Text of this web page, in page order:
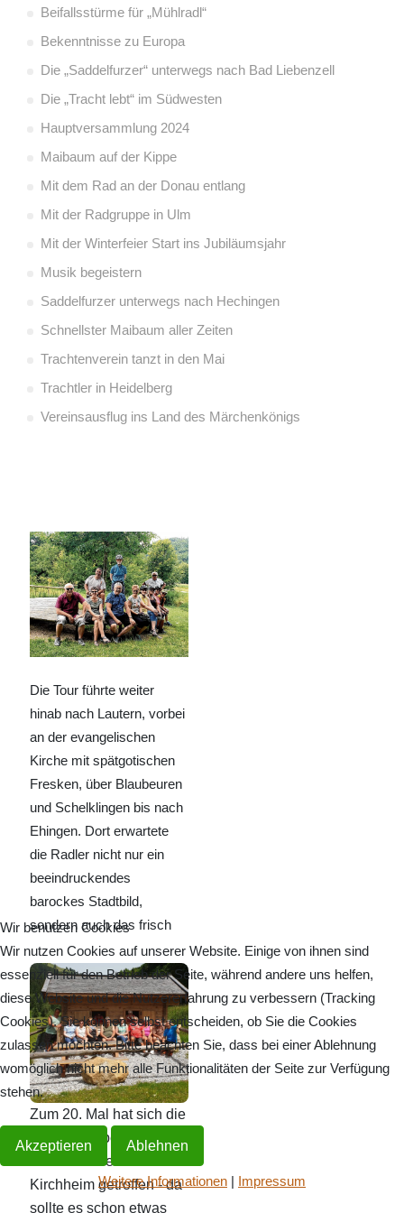
Beifallsstürme für „Mühlradl“
Bekenntnisse zu Europa
Die „Saddelfurzer“ unterwegs nach Bad Liebenzell
Die „Tracht lebt“ im Südwesten
Hauptversammlung 2024
Maibaum auf der Kippe
Mit dem Rad an der Donau entlang
Mit der Radgruppe in Ulm
Mit der Winterfeier Start ins Jubiläumsjahr
Musik begeistern
Saddelfurzer unterwegs nach Hechingen
Schnellster Maibaum aller Zeiten
Trachtenverein tanzt in den Mai
Trachtler in Heidelberg
Vereinsausflug ins Land des Märchenkönigs
Die Tour führte weiter
hinab nach Lautern, vorbei
an der evangelischen
Kirche mit spätgotischen
Fresken, über Blaubeuren
und Schelklingen bis nach
Ehingen. Dort erwartete
die Radler nicht nur ein
beeindruckendes
barockes Stadtbild,
sondern auch das frisch
eröffnete Stadtfest. In der
Bierkulturstadt ließen sich
die Teilnehmer regionale
Fassbiere und
Spezialitäten schmecken,
bevor die letzten Kilometer
entlang von Lauter und
Schmiech ins Quartier
nach Obermarchtal
führten. Nach über 80
Kilometern war der Hunger
groß - im Klostergasthof
Zum 20. Mal hat sich die
Radlergruppe des
Trachtenvereins
Kirchheim getroffen - da
sollte es schon etwas
Wir benutzen Cookies
Wir nutzen Cookies auf unserer Website. Einige von ihnen sind
essenziell für den Betrieb der Seite, während andere uns helfen,
diese Website und die Nutzererfahrung zu verbessern (Tracking
Cookies). Sie können selbst entscheiden, ob Sie die Cookies
zulassen möchten. Bitte beachten Sie, dass bei einer Ablehnung
womöglich nicht mehr alle Funktionalitäten der Seite zur Verfügung
stehen.
Akzeptieren Ablehnen
Weitere Informationen | Impressum